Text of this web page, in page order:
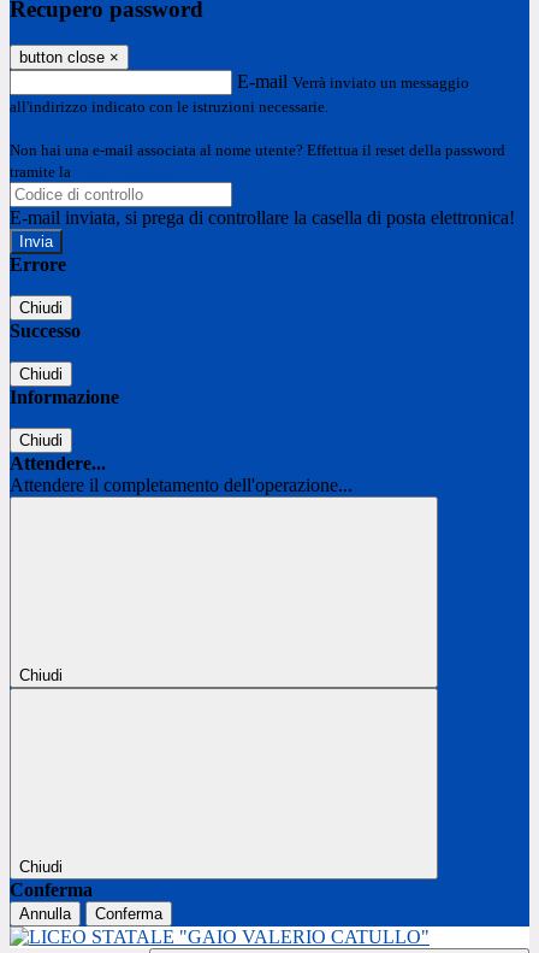
Recupero password
button close ×
E-mail Verrà inviato un messaggio
all'indirizzo indicato con le istruzioni necessarie.
Non hai una e-mail associata al nome utente? Effettua il reset della password
tramite la
E-mail inviata, si prega di controllare la casella di posta elettronica!
Errore
Chiudi
Successo
Chiudi
Informazione
Chiudi
Attendere...
Attendere il completamento dell'operazione...
Chiudi
Chiudi
Conferma
Annulla Conferma